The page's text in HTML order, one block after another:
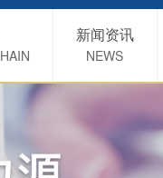
新闻资讯
NEWS